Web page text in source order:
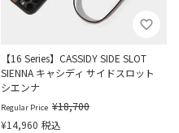
【16 Series】CASSIDY SIDE SLOT
SIENNA キャシディ サイドスロット
シエンナ
Regular Price ¥18,700
¥14,960 税込